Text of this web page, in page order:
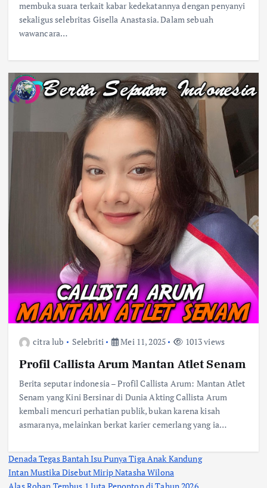
membuka suara terkait kabar kedekatannya dengan penyanyi
sekaligus selebritas Gisella Anastasia. Dalam sebuah
wawancara…
citra lub Selebriti Mei 11, 2025 1013 views
Profil Callista Arum Mantan Atlet Senam
Berita seputar indonesia – Profil Callista Arum: Mantan Atlet
Senam yang Kini Bersinar di Dunia Akting Callista Arum
kembali mencuri perhatian publik, bukan karena kisah
asmaranya, melainkan berkat karier cemerlang yang ia…
Denada Tegas Bantah Isu Punya Tiga Anak Kandung
Intan Mustika Disebut Mirip Natasha Wilona